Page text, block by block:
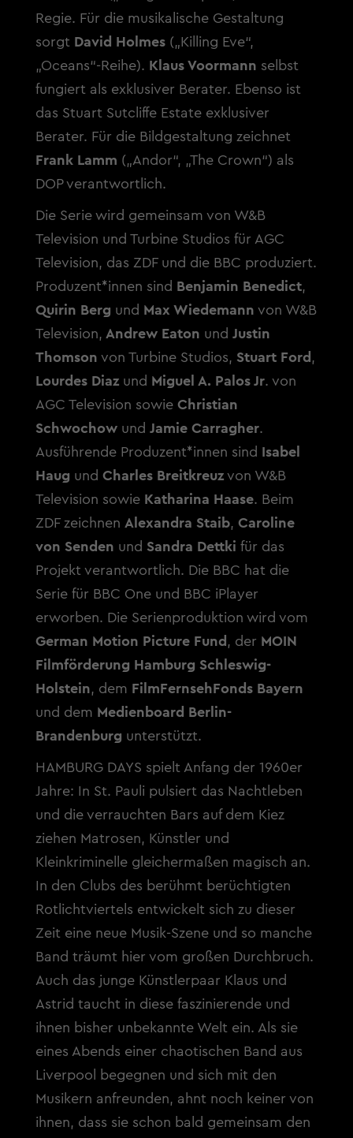
Regie. Für die musikalische Gestaltung
sorgt David Holmes(„Killing Eve“,
„Oceans“-Reihe). Klaus Voormann selbst
fungiert als exklusiver Berater. Ebenso ist
das Stuart Sutcliffe Estate exklusiver
Berater. Für die Bildgestaltung zeichnet
Frank Lamm („Andor“, „The Crown“) als
DOP verantwortlich.
Die Serie wird gemeinsam von W&B
Television und Turbine Studios für AGC
Television, das ZDF und die BBC produziert.
Produzent*innen sind Benjamin Benedict,
Quirin Berg und Max Wiedemann von W&B
Television, Andrew Eaton und Justin
Thomson von Turbine Studios, Stuart Ford ,
Lourdes Diazund Miguel A. Palos Jr. von
AGC Television sowie Christian
Schwochowund Jamie Carragher.
Ausführende Produzent*innen sind
Isabel
Haug und Charles Breitkreuzvon W&B
Television sowie Katharina Haase. Beim
ZDF zeichnen Alexandra Staib, Caroline
von Senden und Sandra Dettki für das
Projekt verantwortlich. Die BBC hat die
Serie für BBC One und BBC iPlayer
erworben. Die Serienproduktion wird vom
German Motion Picture Fund , der MOIN
Filmförderung Hamburg Schleswig-
Holstein, dem FilmFernsehFonds Bayern
und dem Medienboard Berlin-
Brandenburg unterstützt.
HAMBURG DAYS spielt Anfang der 1960er
Jahre: In St. Pauli pulsiert das Nachtleben
und die verrauchten Bars auf dem Kiez
ziehen Matrosen, Künstler und
Kleinkriminelle gleichermaßen magisch an.
In den Clubs des berühmt berüchtigten
Rotlichtviertels entwickelt sich zu dieser
Zeit eine neue Musik-Szene und so manche
Band träumt hier vom großen Durchbruch.
Auch das junge Künstlerpaar Klaus und
Astrid taucht in diese faszinierende und
ihnen bisher unbekannte Welt ein. Als sie
eines Abends einer chaotischen Band aus
Liverpool begegnen und sich mit den
Musikern anfreunden, ahnt noch keiner von
ihnen, dass sie schon bald gemeinsam den